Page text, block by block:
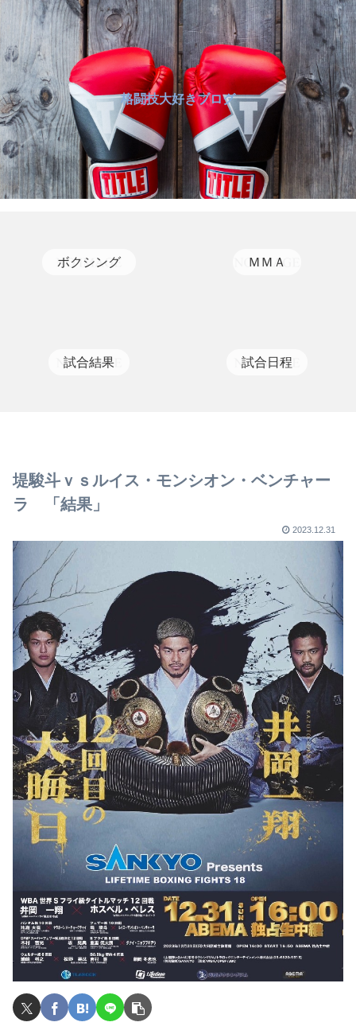
格闘技大好きブログ
ボクシング ＭＭＡ
試合結果 試合日程
堤駿斗ｖｓルイス・モンシオン・ベンチャー
ラ 「結果」
2023.12.31